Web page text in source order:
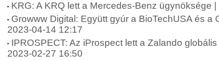
KRG: A KRQ lett a Mercedes-Benz ügynöksége
Growww Digital: Együtt gyúr a BioTechUSA és a
2023-04-14 12:17
IPROSPECT: Az iProspect lett a Zalando
2023-02-27 16:50